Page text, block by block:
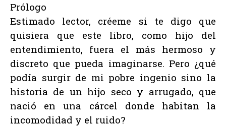
Prólogo
Estimado lector, créeme si te digo que
quisiera que este libro, como hijo del
entendimiento, fuera el más hermoso y
discreto que pueda imaginarse. Pero ¿qué
podía surgir de mi pobre ingenio sino la
historia de un hijo seco y arrugado, que
nació en una cárcel donde habitan la
incomodidad y el ruido?